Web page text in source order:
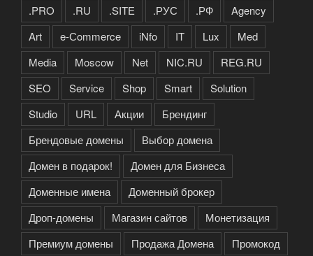
.PRO
.RU .SITE .РУС .РФ
Agency
Art
e-Сommerce iNfo IT Lux
Med
Media
Moscow Net NIC.RU
REG.RU
SEO
Service Shop Smart
Solution
Studio
URL Акции
Брендинг
Брендовые домены
Выбор домена
Домен в подарок!
Домен для Бизнеса
Доменные имена
Доменный брокер
Дроп-домены
Магазин сайтов
Монетизация
Премиум домены
Продажа Домена
Промокод